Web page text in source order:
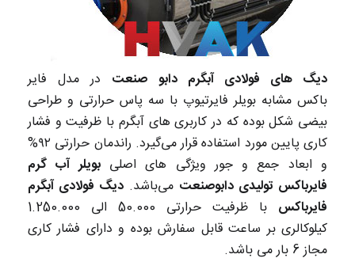
دیگ های فولادی آبگرم دابو صنعت در مدل فایر
باکس مشابه بویلر فایرتیوپ با سه پاس حرارتی و طراحی
بیضی شکل بوده که در کاربری های آبگرم با ظرفیت و فشار
کاری پایین مورد استفاده قرار می‌گیرد. راندمان حرارتی ۹۲%
و ابعاد جمع و جور ویژگی های اصلیبویلر آب گرم
فایرباکس تولیدی دابوصنعت می‌باشد. دیگ فولادی آبگرم
فایرباکس
با ظرفیت حرارتی 50.000 الی 1.250.000
کیلوکالری بر ساعت قابل سفارش بوده و دارای فشار کاری
مجاز 6 بار می باشد.